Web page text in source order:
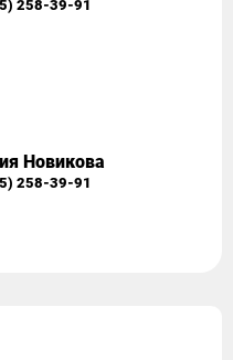
258-39-91
Новикова
258-39-91